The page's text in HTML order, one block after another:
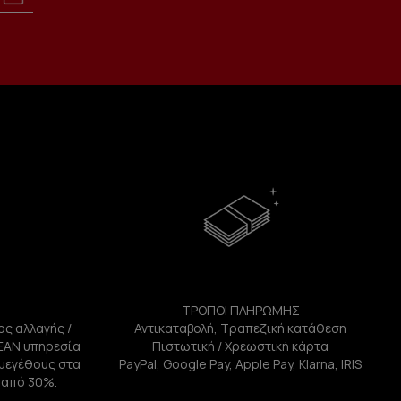
αλλαγής /
υπηρεσία
στα
30%.
ΤΡΟΠΟΙ ΠΛΗΡΩΜΗΣ
Αντικαταβολή, Τραπεζική κατάθεση
Πιστωτική / Χρεωστική κάρτα
PayPal, Google Pay, Apple Pay, Klarna, IRIS